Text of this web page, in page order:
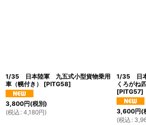
1/35 日本陸軍 九五式小型貨物乗用
車（幌付き）
[PITG58]
3,800円(税別)
(税込 : 4,180円)
1/35 日
くろがね
[PITG57]
3,600円(
(税込 :